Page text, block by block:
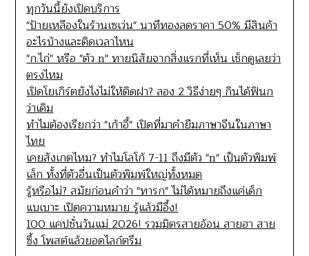
ทุกวันนี้ยังเปิดบริการ
"ป้ายเหลืองในร้านเซเว่น" นาทีทองลดราคา 50% มีสินค้า
อะไรบ้างและติดเวลาไหน
"ก.ไก่" หรือ "ตัว n" ทายนิสัยจากสิ่งแรกที่เห็น เช็กดูเลยว่า
ตรงไหม
เปิดโยเกิร์ตยังไงไม่ให้ติดฝา? ลอง 2 วิธีง่ายๆ กินได้ฟินก
ว่าเดิม
ทำไมต้องเรียกว่า "เก้าอี้" เปิดที่มาคำยืมภาษาจีนในภาษา
ไทย
เคยสังเกตไหม? ทำไมโลโก้ 7-11 ถึงมีตัว "n" เป็นตัวพิมพ์
เล็ก ทั้งที่ตัวอื่นเป็นตัวพิมพ์ใหญ่ทั้งหมด
รู้หรือไม่? สมัยก่อนคำว่า "ทารก" ไม่ได้หมายถึงแค่เด็ก
แบเบาะ เปิดความหมาย รู้แล้วมีอึ้ง!
100 แคปชั่นวันแม่ 2026! รวมมิตรสายอ้อน สายฮา สาย
ซึ้ง โพสต์แล้วยอดไลก์ตรึม